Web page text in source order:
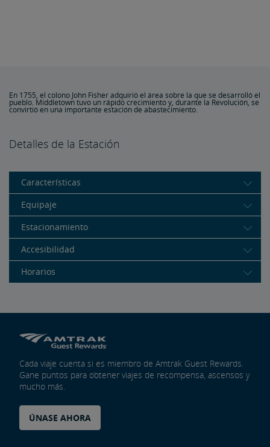
En 1755, el colono John Fisher adquirió el área sobre la que se desarrolló el
pueblo. Middletown tuvo un rápido crecimiento y, durante la Revolución, se
convirtió en una importante estación de abastecimiento.
Detalles de la Estación
Características
Equipaje
Estacionamiento
Accesibilidad
Horarios
Cada viaje cuenta si es miembro de Amtrak Guest Rewards.
Gane puntos para obtener viajes de recompensa, ascensos y
mucho más.
ÚNASE AHORA